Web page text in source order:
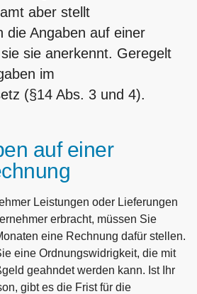
aber stellt
die Angaben auf einer
sie anerkennt. Geregelt
im
(§14 Abs. 3 und 4).
auf einer
Leistungen oder Lieferungen
erbracht, müssen Sie
eine Rechnung dafür stellen.
eine Ordnungswidrigkeit, die mit
geahndet werden kann. Ist Ihr
gibt es die Frist für die